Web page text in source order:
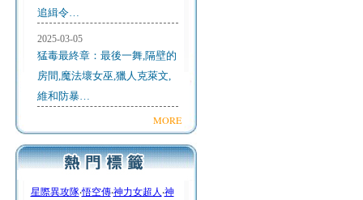
追緝令…
2025-03-05
猛毒最終章：最後一舞,隔壁的
房間,魔法壞女巫,獵人克萊文,
維和防暴…
MORE
星際異攻隊‧悟空傳‧神力女超人 ‧神